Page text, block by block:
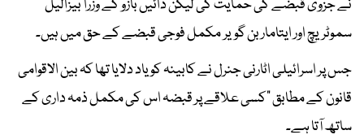
نے جزوی قبضے کی حمایت کی لیکن دائیں بازو کے وزرا بیزالیل
سموٹریچ اور ایتامار بن گویر مکمل فوجی قبضے کے حق میں ہیں۔
جس پر اسرائیلی اٹارنی جنرل نے کابینہ کو یاد دلایا تھا کہ بین الاقوامی
قانون کے مطابق "کسی علاقے پر قبضہ اس کی مکمل ذمہ داری کے
ساتھ آتا ہے۔